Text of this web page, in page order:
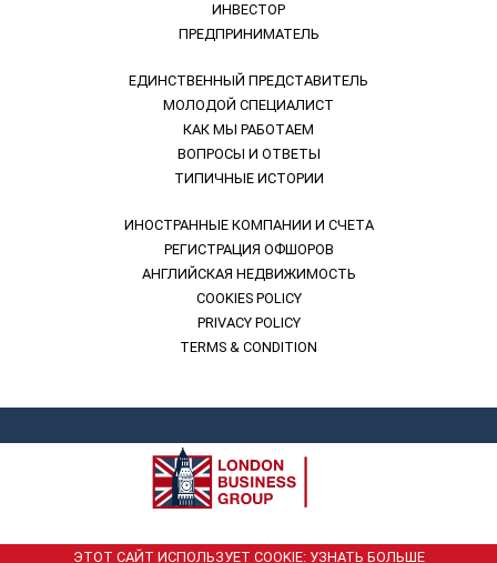
ИНВЕСТОР
ПРЕДПРИНИМАТЕЛЬ
ЕДИНСТВЕННЫЙ ПРЕДСТАВИТЕЛЬ
МОЛОДОЙ СПЕЦИАЛИСТ
КАК МЫ РАБОТАЕМ
ВОПРОСЫ И ОТВЕТЫ
ТИПИЧНЫЕ ИСТОРИИ
ИНОСТРАННЫЕ КОМПАНИИ И СЧЕТА
РЕГИСТРАЦИЯ ОФШОРОВ
АНГЛИЙСКАЯ НЕДВИЖИМОСТЬ
COOKIES POLICY
PRIVACY POLICY
TERMS & CONDITION
London Business Group. 2001
ЭТОТ САЙТ ИСПОЛЬЗУЕТ COOKIE: УЗНАТЬ БОЛЬШЕ